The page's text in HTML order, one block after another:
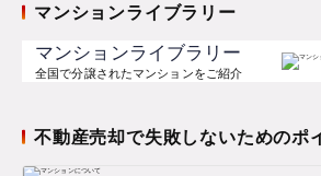
マンションライブラリー
マンションライブラリー
全国で分譲されたマンションをご紹介
不動産売却で失敗しないためのポ